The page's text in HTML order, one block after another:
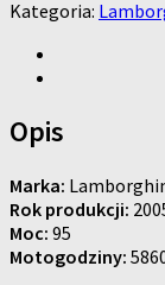
Kategoria:
Opis
Marka:
Rok produkcji:
Moc: 95
Motogodziny: